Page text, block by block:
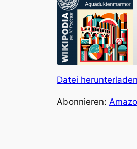
Amazon
RSS FEED
TEILEN
LINK
Datei herunterladen
Abonnieren: